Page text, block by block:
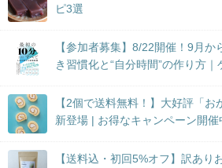
ピ3選
【参加者募集】8/22開催！9月
き習慣化と“自分時間”の作り方
【2個で送料無料！】大好評「
新登場 | お得なキャンペーン開催
【送料込・初回5%オフ】訳あり